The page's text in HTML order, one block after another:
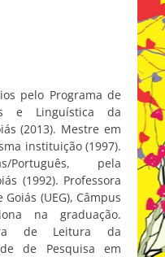
pelo Programa de
e Linguística da
(2013). Mestre em
instituição (1997).
Português, pela
(1992). Professora
(UEG), Câmpus
na graduação.
de Leitura da
de Pesquisa em